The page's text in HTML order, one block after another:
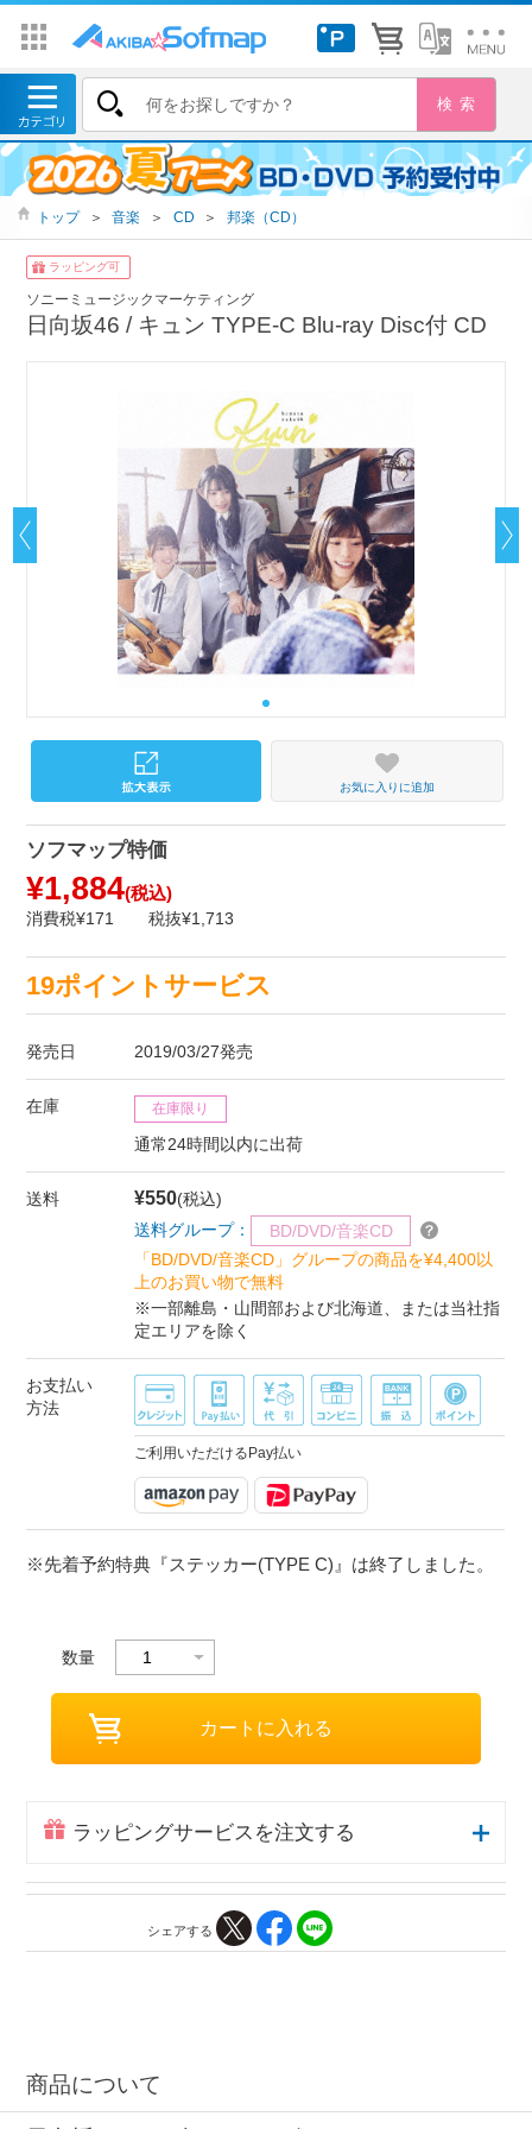
トップ ＞ 音楽 ＞ CD ＞ 邦楽（CD）
ラッピング可
ソニーミュージックマーケティング
日向坂46 / キュン TYPE-C Blu-ray Disc付 CD
お気に入りに追加
ソフマップ特価
¥1,884(税込)
消費税¥171 税抜¥1,713
19ポイントサービス
発売日 2019/03/27発売
在庫 在庫限り
通常24時間以内に出荷
送料 ¥550(税込)
送料グループ：
BD/DVD/音楽CD
「BD/DVD/音楽CD」グループの商品を¥4,400以
上のお買い物で無料
※一部離島・山間部および北海道、または当社指
定エリアを除く
お支払い
方法
ご利用いただけるPay払い
※先着予約特典『ステッカー(TYPE C)』は終了しました。
数量
ラッピングサービスを注文する
シェアする
商品について